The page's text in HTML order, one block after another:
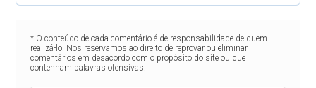
* O conteúdo de cada comentário é de responsabilidade de quem
realizá-lo. Nos reservamos ao direito de reprovar ou eliminar
comentários em desacordo com o propósito do site ou que
contenham palavras ofensivas.